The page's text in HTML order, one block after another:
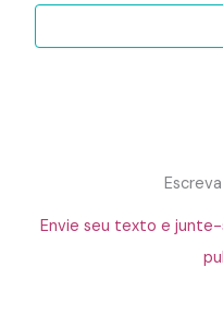
Envie seu texto e